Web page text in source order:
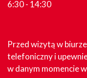
6:30 - 14:30
Przed wizytą w
telefoniczny i
w danym momencie